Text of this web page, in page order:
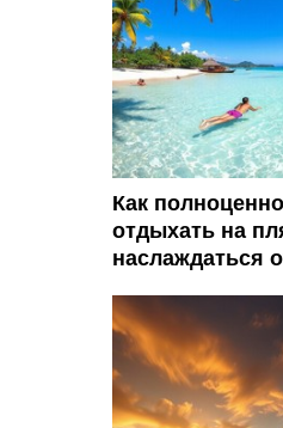
Как полноценно
отдыхать на
наслаждаться